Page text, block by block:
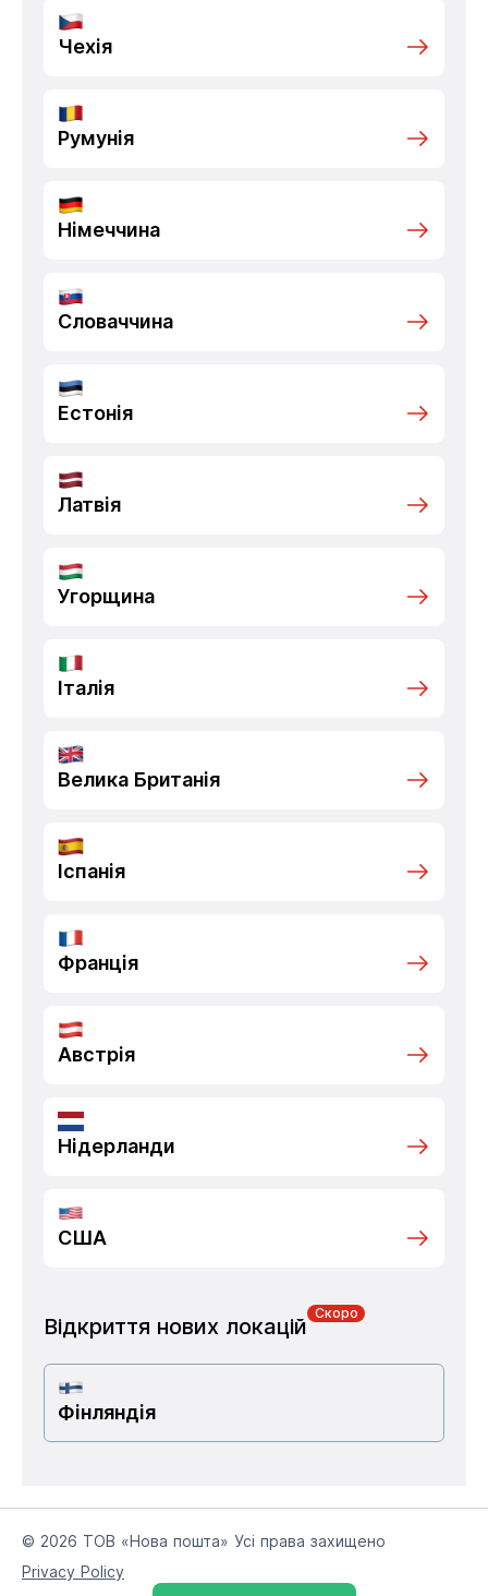
Чехія
Румунія
Німеччина
Словаччина
Естонія
Латвія
Угорщина
Італія
Велика Британія
Іспанія
Франція
Австрія
Нідерланди
США
Відкриття нових локацій
Скоро
Фінляндія
© 2026 ТОВ «Нова пошта» Усі права захищено
Privacy Policy